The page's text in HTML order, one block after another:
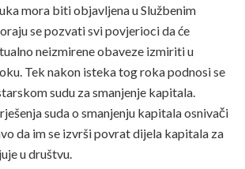
mora biti objavljena u Službenim
se pozvati svi povjerioci da će
neizmirene obaveze izmiriti u
Tek nakon isteka tog roka podnosi se
sudu za smanjenje kapitala.
suda o smanjenju kapitala osnivači
da im se izvrši povrat dijela kapitala za
u društvu.